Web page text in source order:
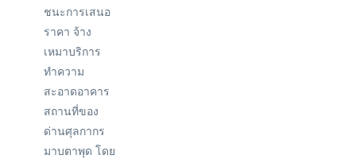
ชนะการเสนอ
ราคา จ้าง
เหมาบริการ
ทำความ
สะอาดอาคาร
สถานที่ของ
ด่านศุลกากร
มาบตาพุด โดย